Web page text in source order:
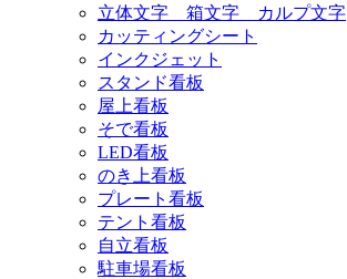
立体文字 箱文字 カルプ文字
カッティングシート
インクジェット
スタンド看板
屋上看板
そで看板
LED看板
のき上看板
プレート看板
テント看板
自立看板
駐車場看板